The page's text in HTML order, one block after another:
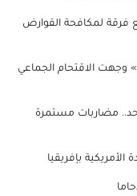
فرقة لمكافحة القوارض
وجهت الاقتحام الجماعي
مضاربات مستمرة
بإفريقيا